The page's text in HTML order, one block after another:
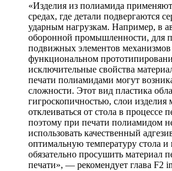
«Изделия из полиамида
средах, где детали подвергаются
ударным нагрузкам. Например, в
оборонной промышленности, для
подвижных элементов
функциональном
исключительные свойства
печати полиамидами могут
сложности. Этот вид пластика
гигроскопичностью, слои изделия
отклеиваться от стола в процессе
поэтому при печати полиамидом
использовать качественный
оптимальную температуру стола и
обязательно просушить материал
печати», — рекомендует глава F2